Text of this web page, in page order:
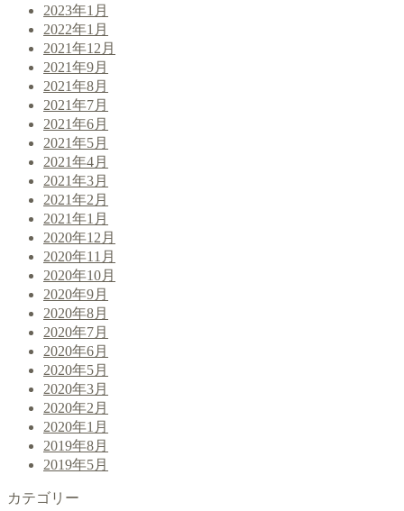
2023年1月
2022年1月
2021年12月
2021年9月
2021年8月
2021年7月
2021年6月
2021年5月
2021年4月
2021年3月
2021年2月
2021年1月
2020年12月
2020年11月
2020年10月
2020年9月
2020年8月
2020年7月
2020年6月
2020年5月
2020年3月
2020年2月
2020年1月
2019年8月
2019年5月
カテゴリー